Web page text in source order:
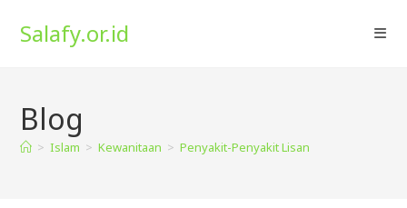
Salafy.or.id
Blog
> Islam > Kewanitaan > Penyakit-Penyakit Lisan